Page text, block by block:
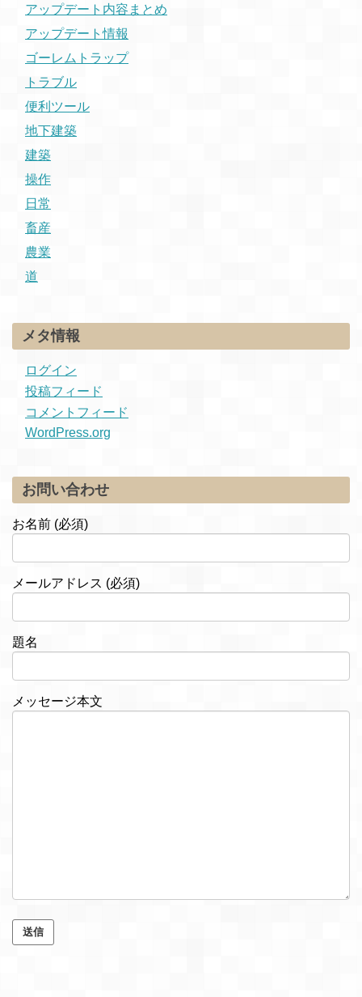
アップデート内容まとめ
アップデート情報
ゴーレムトラップ
トラブル
便利ツール
地下建築
建築
操作
日常
畜産
農業
道
メタ情報
ログイン
投稿フィード
コメントフィード
WordPress.org
お問い合わせ
お名前 (必須)
メールアドレス (必須)
題名
メッセージ本文